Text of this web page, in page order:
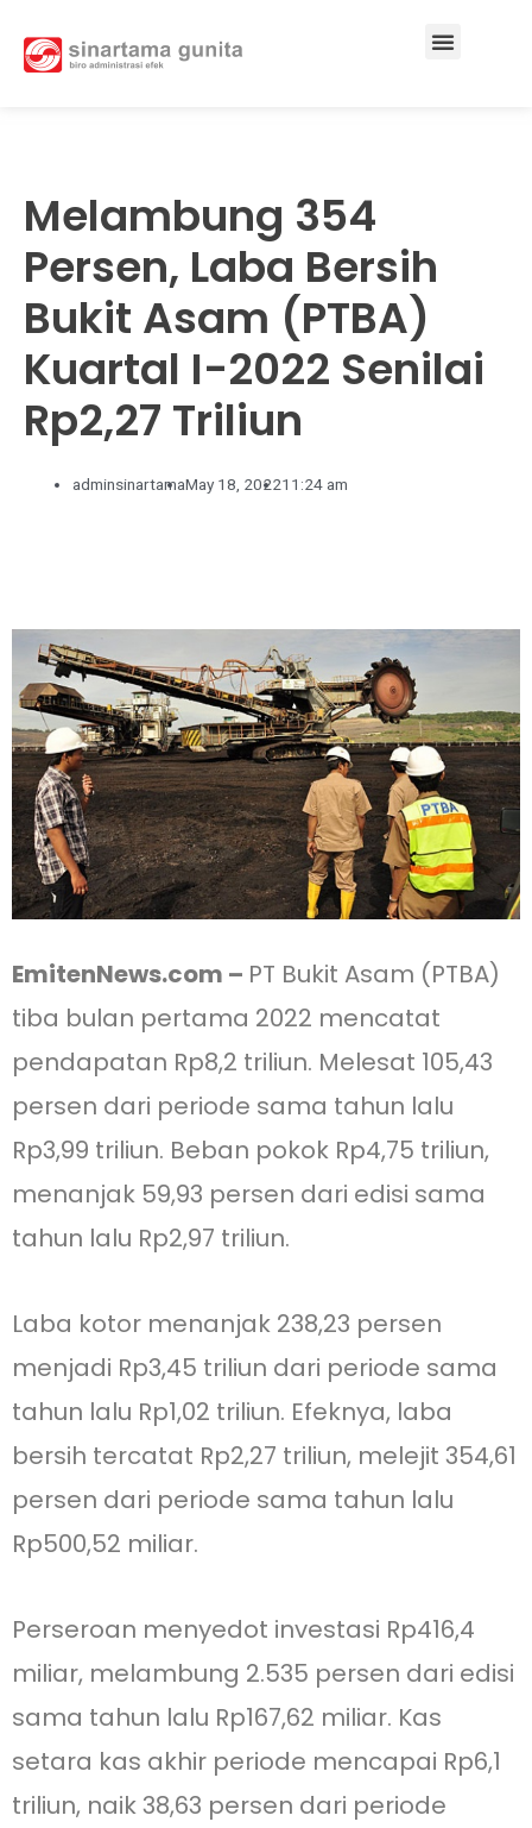
Melambung 354
Persen, Laba Bersih
Bukit Asam (PTBA)
Kuartal I-2022 Senilai
Rp2,27 Triliun
adminsinartamaMay 18, 202211:24 am
EmitenNews.com – PT Bukit Asam (PTBA)
tiba bulan pertama 2022 mencatat
pendapatan Rp8,2 triliun. Melesat 105,43
persen dari periode sama tahun lalu
Rp3,99 triliun. Beban pokok Rp4,75 triliun,
menanjak 59,93 persen dari edisi sama
tahun lalu Rp2,97 triliun.
Laba kotor menanjak 238,23 persen
menjadi Rp3,45 triliun dari periode sama
tahun lalu Rp1,02 triliun. Efeknya, laba
bersih tercatat Rp2,27 triliun, melejit 354,61
persen dari periode sama tahun lalu
Rp500,52 miliar.
Perseroan menyedot investasi Rp416,4
miliar, melambung 2.535 persen dari edisi
sama tahun lalu Rp167,62 miliar. Kas
setara kas akhir periode mencapai Rp6,1
triliun, naik 38,63 persen dari periode